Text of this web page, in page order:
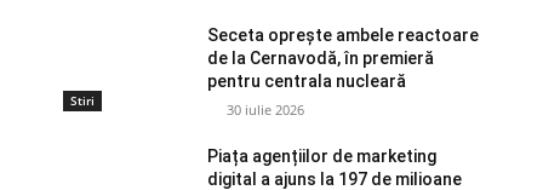
Stiri
Seceta oprește ambele reactoare
de la Cernavodă, în premieră
pentru centrala nucleară
30 iulie 2026
Piața agențiilor de marketing
digital a ajuns la 197 de milioane